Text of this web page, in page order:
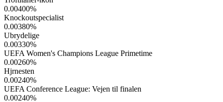
0.00400%
Knockoutspecialist
0.00380%
Ubrydelige
0.00330%
UEFA Women's Champions League Primetime
0.00260%
Hjrnesten
0.00240%
UEFA Conference League: Vejen til finalen
0.00240%